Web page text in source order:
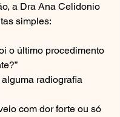
a Dra Ana Celidonio
simples:
o último procedimento
alguma radiografia
com dor forte ou só